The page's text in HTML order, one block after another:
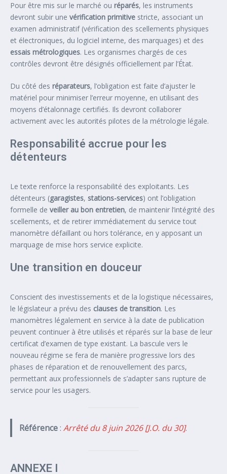
Pour être mis sur le marché ou réparés, les instruments
devront subir une vérification primitive stricte, associant un
examen administratif (vérification des scellements physiques
et électroniques, du logiciel interne, des marquages) et des
essais métrologiques. Les organismes chargés de ces
contrôles devront être désignés officiellement par l’État.
Du côté des réparateurs, l’obligation est faite d’ajuster le
matériel pour minimiser l’erreur moyenne, en utilisant des
moyens d’étalonnage certifiés. Ils devront collaborer
activement avec les autorités pilotes de la métrologie légale.
Responsabilité accrue pour les
détenteurs
Le texte renforce la responsabilité des exploitants. Les
détenteurs (garagistes, stations-services) ont l’obligation
formelle de veiller au bon entretien, de maintenir l’intégrité des
scellements, et de retirer immédiatement du service tout
manomètre défaillant ou hors tolérance, en y apposant un
marquage de mise hors service explicite.
Une transition en douceur
Conscient des investissements et de la logistique nécessaires,
le législateur a prévu des clauses de transition. Les
manomètres légalement en service à la date de publication
peuvent continuer à être utilisés et réparés sur la base de leur
certificat d’examen de type existant. La bascule vers le
nouveau régime se fera de manière progressive lors des
phases de réparation et de renouvellement des parcs,
permettant aux professionnels de s’adapter sans rupture de
service pour les usagers.
Référence: Arrêté du 8 juin 2026 [J.O. du 30].
ANNEXE I